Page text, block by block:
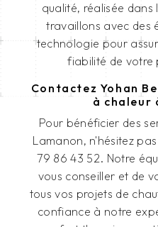
qualité, réalisée dans
travaillons avec des
technologie pour
fiabilité de votre
Contactez Yohan
à chaleur
Pour bénéficier des
Lamanon, n'hésitez
79 86 43 52. Notre
vous conseiller et de
tous vos projets de
confiance à notre